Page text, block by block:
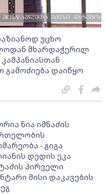
უცხო
მხარდაჭერილ
გამოძიება დაიწყო
ნია იმნაძის
- გიგა
დედის ეკა
პირველი
მისი დაკავების